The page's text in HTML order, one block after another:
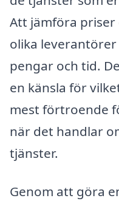
Att jämföra
olika
pengar och tid.
en känsla för
mest förtroende
när det handlar
tjänster.
Genom att göra